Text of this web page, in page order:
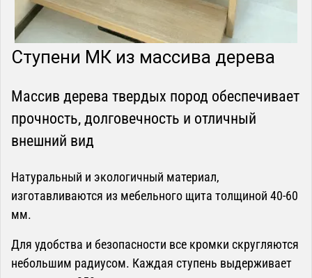
Ступени МК из массива дерева
Массив дерева твердых пород обеспечивает
прочность, долговечность и отличный
внешний вид
Натуральный и экологичный материал,
изготавливаются из мебельного щита толщиной 40-60
мм.
Для удобства и безопасности все кромки скругляются
небольшим радиусом. Каждая ступень выдерживает